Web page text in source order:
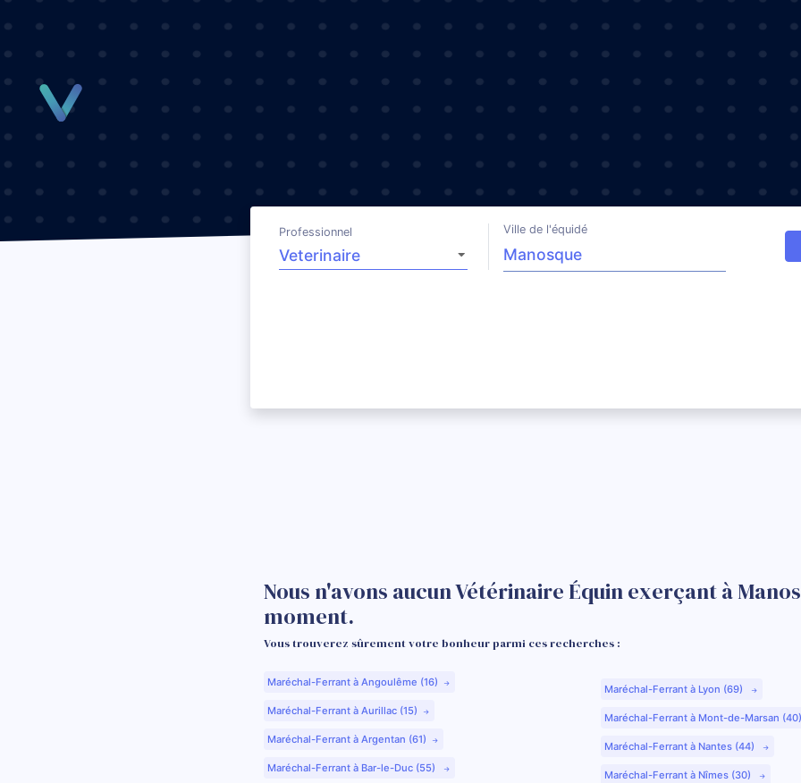
Professionnel Ville de l'équidé
Nous n'avons aucun Vétérinaire Équin exerçant à
moment.
Vous trouverez sûrement votre bonheur parmi ces recherches :
Maréchal-Ferrant à Angoulême (16)
Maréchal-Ferrant à Aurillac (15)
Maréchal-Ferrant à Argentan (61)
Maréchal-Ferrant à Bar-le-Duc (55)
Maréchal-Ferrant à Lyon (69)
Maréchal-Ferrant à Mont-de-Marsan
Maréchal-Ferrant à Nantes (44)
Maréchal-Ferrant à Nîmes (30)